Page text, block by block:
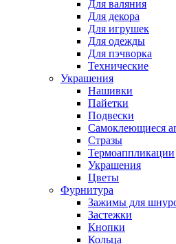
Для валяния
Для декора
Для игрушек
Для одежды
Для пэчворка
Технические
Украшения
Нашивки
Пайетки
Подвески
Самоклеющиеся
Стразы
Термоаппликации
Украшения
Цветы
Фурнитура
Зажимы для
Застежки
Кнопки
Кольца